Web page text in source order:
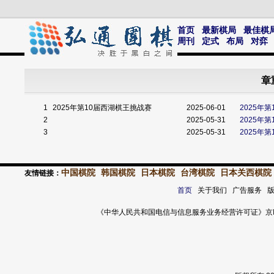
首页 最新棋局
最佳棋
周刊
定式 布局 对弈
章
1 2025年第10届西湖棋王挑战赛 2025-06-01
2025年第
2
2025-05-31
2025年第
3
2025-05-31 2025年第
友情链接： 中国棋院 韩国棋院 日本棋院 台湾棋院 日本关西棋院
首页关于我们 广告服务
《中华人民共和国电信与信息服务业务经营许可证